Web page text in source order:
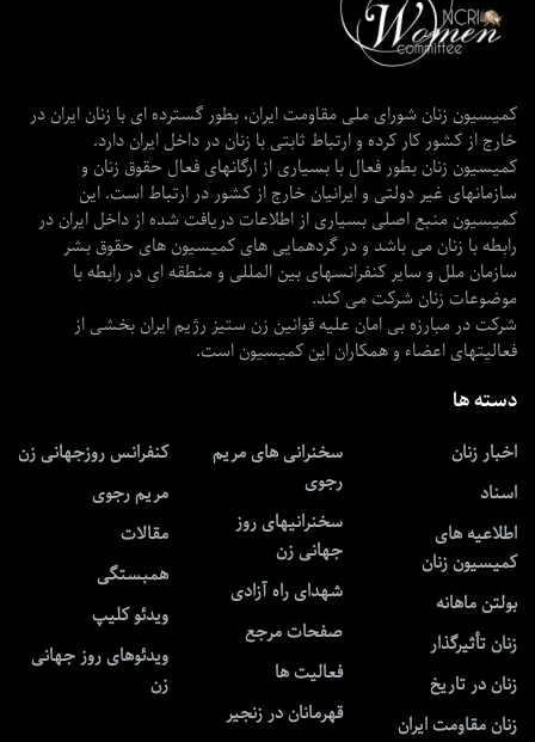
کمیسیون زنان شورای ملی مقاومت ایران، بطور گسترده ای با زنان ایران در
خارج از کشور کار کرده و ارتباط ثابتی با زنان در داخل ایران دارد.
کمیسیون زنان بطور فعال با بسیاری از ارگانهای فعال حقوق زنان و
سازمانهای غیر دولتی و ایرانیان خارج از کشور در ارتباط است. این
کمیسیون منبع اصلی بسیاری از اطلاعات دریافت شده از داخل ایران در
رابطه با زنان می باشد و در گردهمایی های کمیسیون های حقوق بشر
سازمان ملل و سایر کنفرانسهای بین المللی و منطقه ای در رابطه با
موضوعات زنان شرکت می کند.
شرکت در مبارزه بی امان علیه قوانین زن ستیز رژیم ایران بخشی از
فعالیتهای اعضاء و همکاران این کمیسیون است.
دسته ها
اخبار زنان
اسناد
اطلاعیه های
کمیسیون زنان
بولتن ماهانه
زنان تأثیرگذار
زنان در تاریخ
زنان مقاومت ایران
سخنرانی های مریم
رجوی
سخنرانیهای روز
جهانی زن
شهدای راه آزادی
صفحات مرجع
فعالیت ها
قهرمانان در زنجیر
کنفرانس روزجهانی زن
مریم رجوی
مقالات
همبستگی
ویدئو کلیپ
ویدئوهای روز جهانی
زن